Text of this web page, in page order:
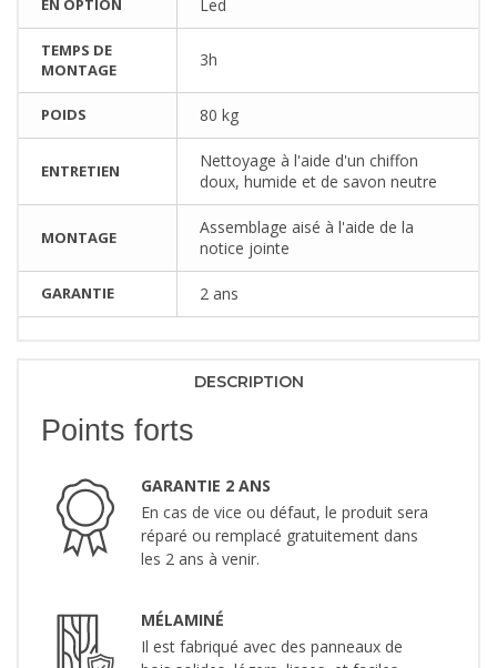
Led
TEMPS DE
MONTAGE
3h
POIDS 80 kg
ENTRETIEN
Nettoyage à l'aide d'un chiffon
doux, humide et de savon neutre
MONTAGE
Assemblage aisé à l'aide de la
notice jointe
GARANTIE 2 ans
DESCRIPTION
Points forts
GARANTIE 2 ANS
En cas de vice ou défaut, le produit sera
réparé ou remplacé gratuitement dans
les 2 ans à venir.
MÉLAMINÉ
Il est fabriqué avec des panneaux de